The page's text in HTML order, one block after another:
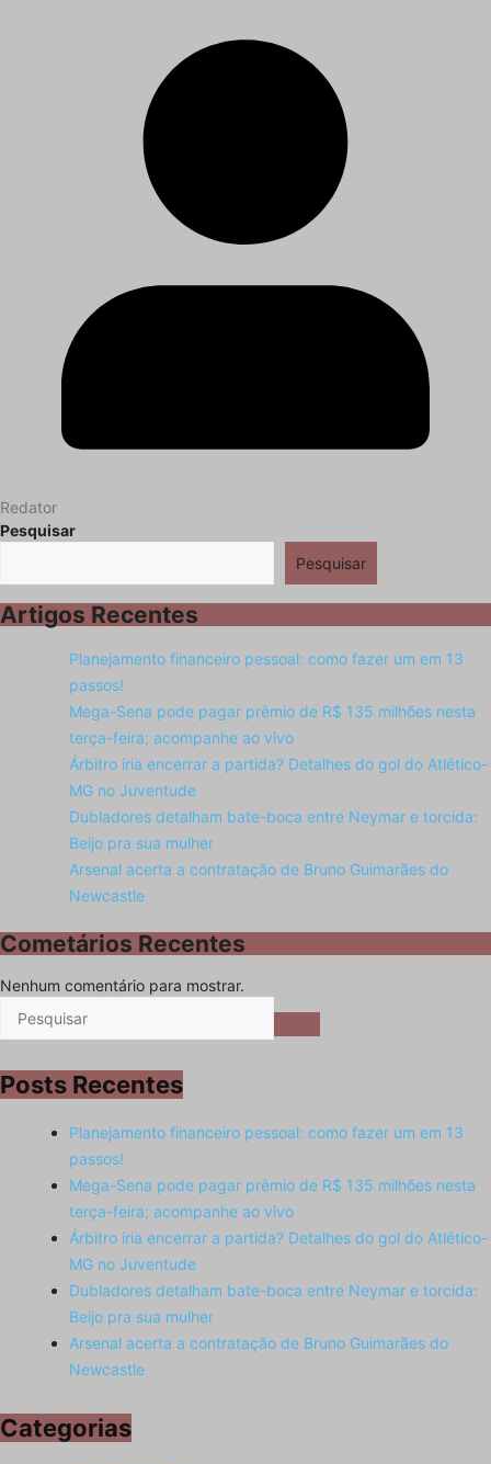
Redator
Pesquisar
Pesquisar
Artigos Recentes
Planejamento financeiro pessoal: como fazer um em 13
passos!
Mega-Sena pode pagar prêmio de R$ 135 milhões nesta
terça-feira; acompanhe ao vivo
Árbitro iria encerrar a partida? Detalhes do gol do Atlético-
MG no Juventude
Dubladores detalham bate-boca entre Neymar e torcida:
Beijo pra sua mulher
Arsenal acerta a contratação de Bruno Guimarães do
Newcastle
Cometários Recentes
Nenhum comentário para mostrar.
Posts Recentes
Planejamento financeiro pessoal: como fazer um em 13
passos!
Mega-Sena pode pagar prêmio de R$ 135 milhões nesta
terça-feira; acompanhe ao vivo
Árbitro iria encerrar a partida? Detalhes do gol do Atlético-
MG no Juventude
Dubladores detalham bate-boca entre Neymar e torcida:
Beijo pra sua mulher
Arsenal acerta a contratação de Bruno Guimarães do
Newcastle
Categorias